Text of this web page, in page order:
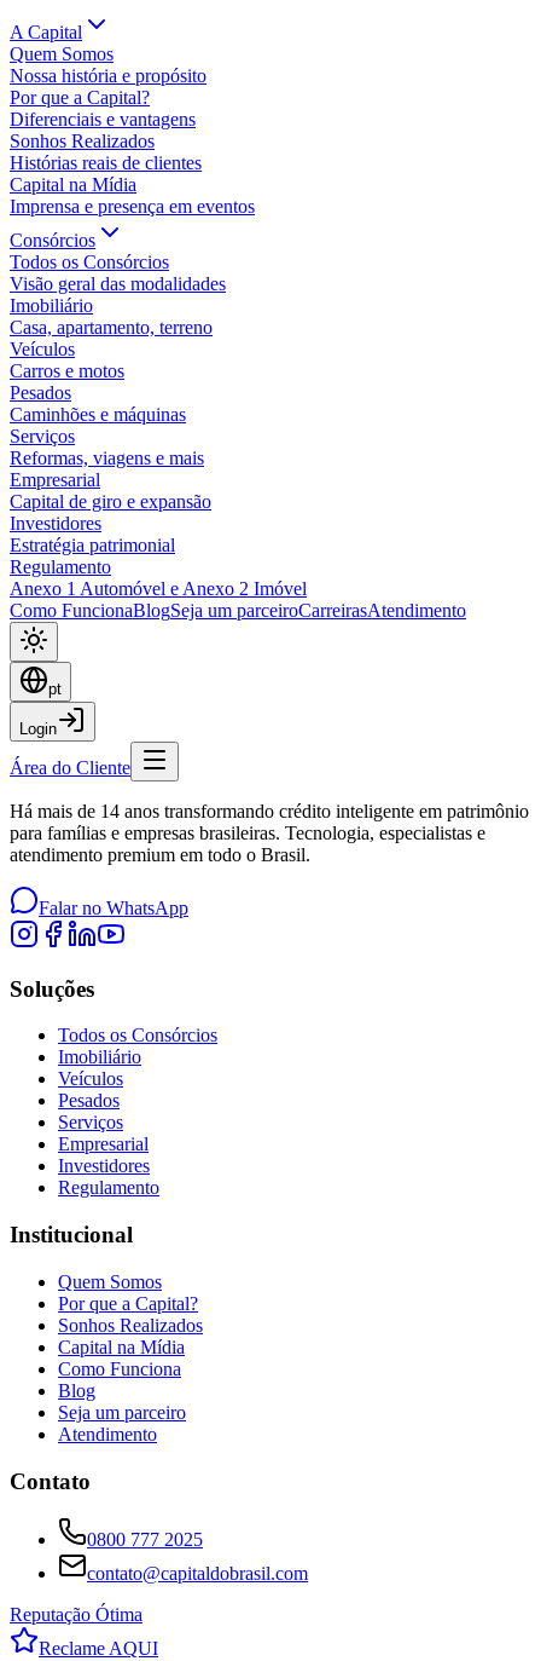
A Capital
Quem Somos
Nossa história e propósito
Por que a Capital?
Diferenciais e vantagens
Sonhos Realizados
Histórias reais de clientes
Capital na Mídia
Imprensa e presença em eventos
Consórcios
Todos os Consórcios
Visão geral das modalidades
Imobiliário
Casa, apartamento, terreno
Veículos
Carros e motos
Pesados
Caminhões e máquinas
Serviços
Reformas, viagens e mais
Empresarial
Capital de giro e expansão
Investidores
Estratégia patrimonial
Regulamento
Anexo 1 Automóvel e Anexo 2 Imóvel
Como FuncionaBlogSeja um parceiroCarreirasAtendimento
pt
Login
Área do Cliente
Há mais de 14 anos transformando crédito inteligente em patrimônio
para famílias e empresas brasileiras. Tecnologia, especialistas e
atendimento premium em todo o Brasil.
Falar no WhatsApp
Soluções
Todos os Consórcios
Imobiliário
Veículos
Pesados
Serviços
Empresarial
Investidores
Regulamento
Institucional
Quem Somos
Por que a Capital?
Sonhos Realizados
Capital na Mídia
Como Funciona
Blog
Seja um parceiro
Atendimento
Contato
0800 777 2025
contato@capitaldobrasil.com
Reputação Ótima
Reclame AQUI